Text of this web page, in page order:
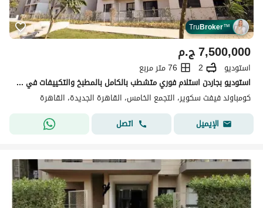
TruBroker™
ج.م7,500,000
استوديو 2
76 متر مربع
استوديو بجاردن استلام فوري متشطب بالكامل بالمطبخ والتكييفات في كمبوند فيفث سكويرالمراسم
كومباوند فيفث سكوير، التجمع الخامس، القاهرة الجديدة، القاهرة
الإيميل
اتصل